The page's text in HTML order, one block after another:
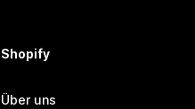
Shopify
Über uns